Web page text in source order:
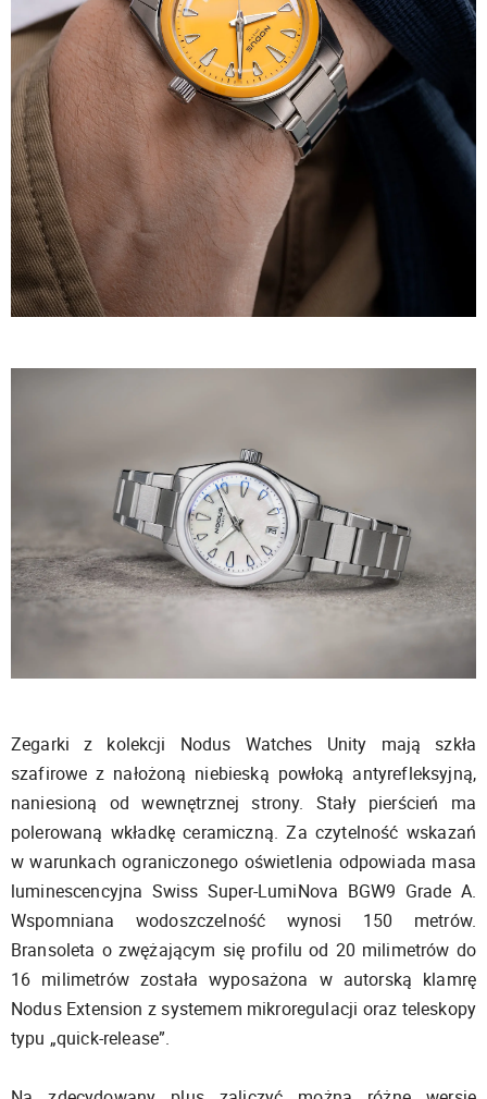
Zegarki z kolekcji Nodus Watches Unity mają szkła
szafirowe z nałożoną niebieską powłoką antyrefleksyjną,
naniesioną od wewnętrznej strony. Stały pierścień ma
polerowaną wkładkę ceramiczną. Za czytelność wskazań
w warunkach ograniczonego oświetlenia odpowiada masa
luminescencyjna Swiss Super-LumiNova BGW9 Grade A.
Wspomniana wodoszczelność wynosi 150 metrów.
Bransoleta o zwężającym się profilu od 20 milimetrów do
16 milimetrów została wyposażona w autorską klamrę
Nodus Extension z systemem mikroregulacji oraz teleskopy
typu „quick-release”.